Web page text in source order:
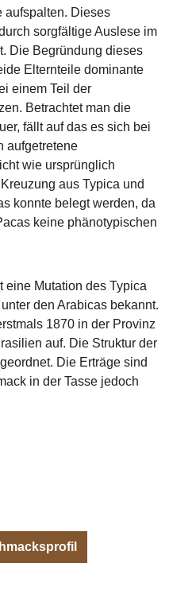
aufspalten. Dieses
sorgfältige Auslese im
Die Begründung dieses
Elternteile dominante
einem Teil der
Betrachtet man die
fällt auf das es sich bei
aufgetretene
wie ursprünglich
aus Typica und
konnte belegt werden, da
keine phänotypischen
eine Mutation des Typica
den Arabicas bekannt.
1870 in der Provinz
auf. Die Struktur der
Die Erträge sind
in der Tasse jedoch